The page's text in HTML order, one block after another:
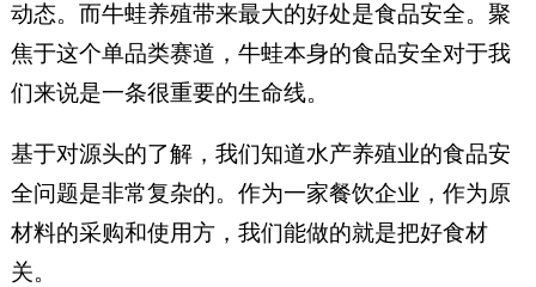
动态。而牛蛙养殖带来最大的好处是食品安全。聚
焦于这个单品类赛道，牛蛙本身的食品安全对于我
们来说是一条很重要的生命线。
基于对源头的了解，我们知道水产养殖业的食品安
全问题是非常复杂的。作为一家餐饮企业，作为原
材料的采购和使用方，我们能做的就是把好食材
关。